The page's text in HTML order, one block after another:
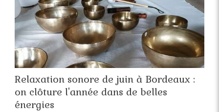
Relaxation sonore de juin à Bordeaux :
on clôture l'année dans de belles
énergies